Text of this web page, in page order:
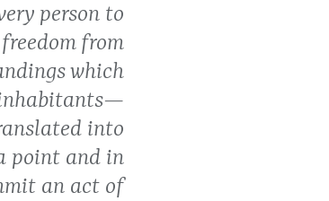
person to
from
which
inhabitants—
into
point and in
an act of